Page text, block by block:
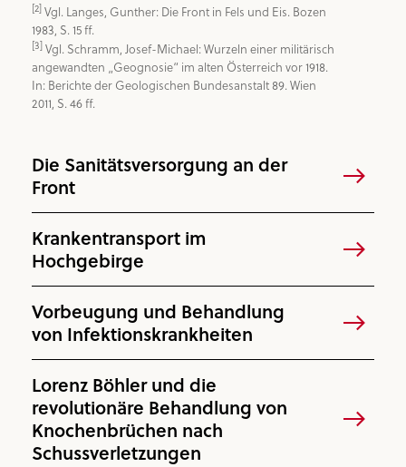
[2] Vgl. Langes, Gunther: Die Front in Fels und Eis. Bozen
[3] Vgl. Schramm, Josef-Michael: Wurzeln einer militärisch
angewandten „Geognosie“ im alten Österreich vor 1918.
In: Berichte der Geologischen Bundesanstalt 89. Wien
2011, S. 46 ff.
Die Sanitätsversorgung an der
Front
Krankentransport im
Hochgebirge
Vorbeugung und Behandlung
von Infektionskrankheiten
Lorenz Böhler und die
revolutionäre Behandlung von
Knochenbrüchen nach
Schussverletzungen